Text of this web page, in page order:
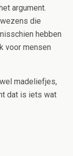
argument.
die
hebben
voor mensen
madeliefjes,
dat is iets wat